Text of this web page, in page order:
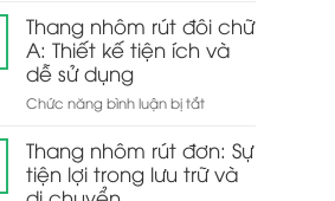
nhôm
ghế
gia
Sự
mái
và
Thang nhôm rút đôi chữ
A: Thiết kế tiện ích và
dễ sử dụng
Chức năng bình luận bị tắtở
nhôm
rút
đôi
Thang nhôm rút đơn: Sự
tiện lợi trong lưu trữ và